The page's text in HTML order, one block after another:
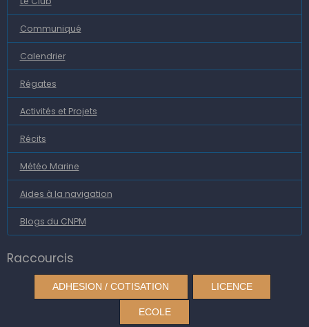
Communiqué
Calendrier
Régates
Activités et Projets
Récits
Météo Marine
Aides à la navigation
Blogs du CNPM
Raccourcis
ADHESION / COTISATION LICENCE
ECOLE